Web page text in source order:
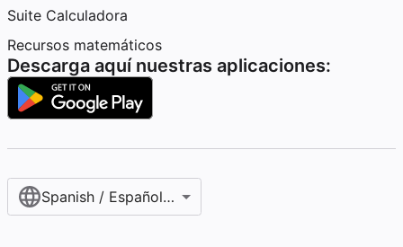
Suite Calculadora
Recursos matemáticos
Descarga aquí nuestras aplicaciones:
Spanish / Español (internacional)